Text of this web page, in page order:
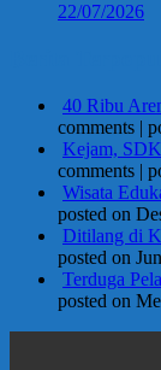
22/07/2026
40 Ribu
comments |
Kejam,
comments |
Wisata
posted on
Ditilang di
posted on
Terduga
posted on